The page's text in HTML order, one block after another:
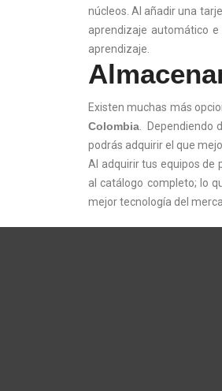
núcleos. Al añadir una
aprendizaje automático
aprendizaje.
Existen muchas más
Colombia. Dependiendo
podrás adquirir el que
Al adquirir tus equipos de
al catálogo completo; lo
mejor tecnología del